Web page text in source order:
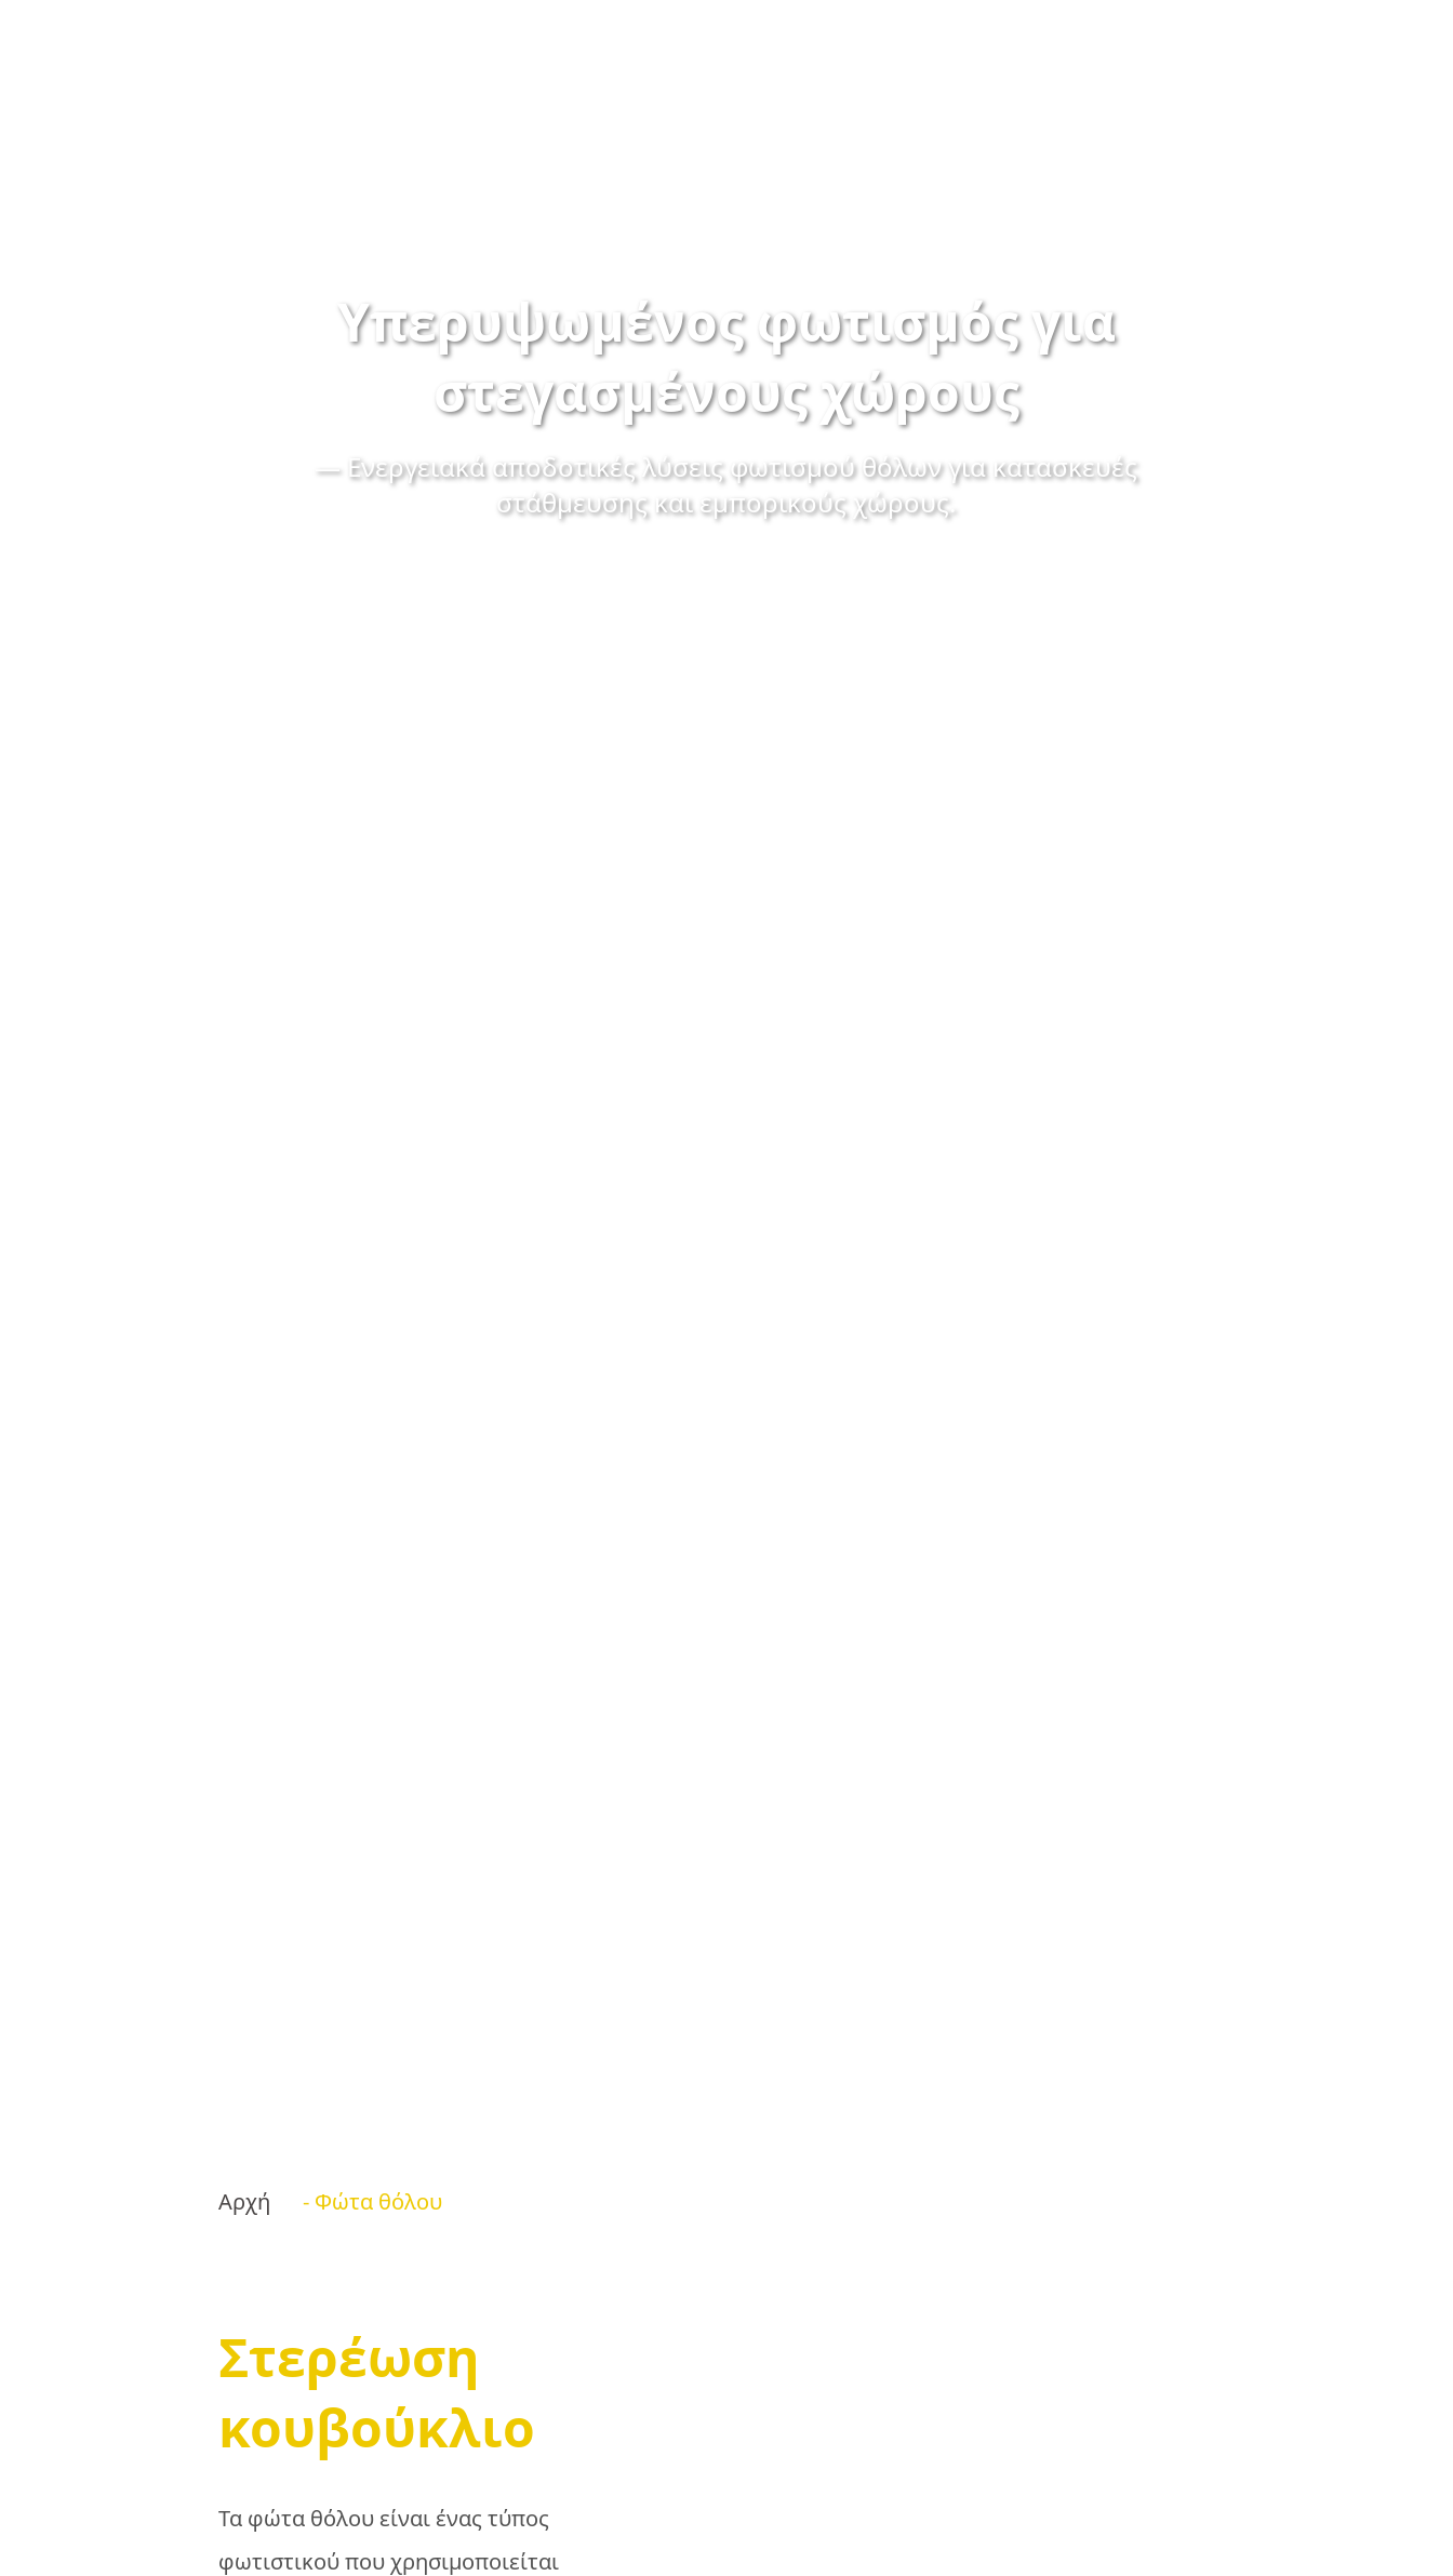
Υπερυψωμένος φωτισμός για
στεγασμένους χώρους
— Ενεργειακά αποδοτικές λύσεις φωτισμού θόλων για κατασκευές
στάθμευσης και εμπορικούς χώρους.
Αρχή - Φώτα θόλου
Στερέωση
κουβούκλιο
Τα φώτα θόλου είναι ένας τύπος
φωτιστικού που χρησιμοποιείται